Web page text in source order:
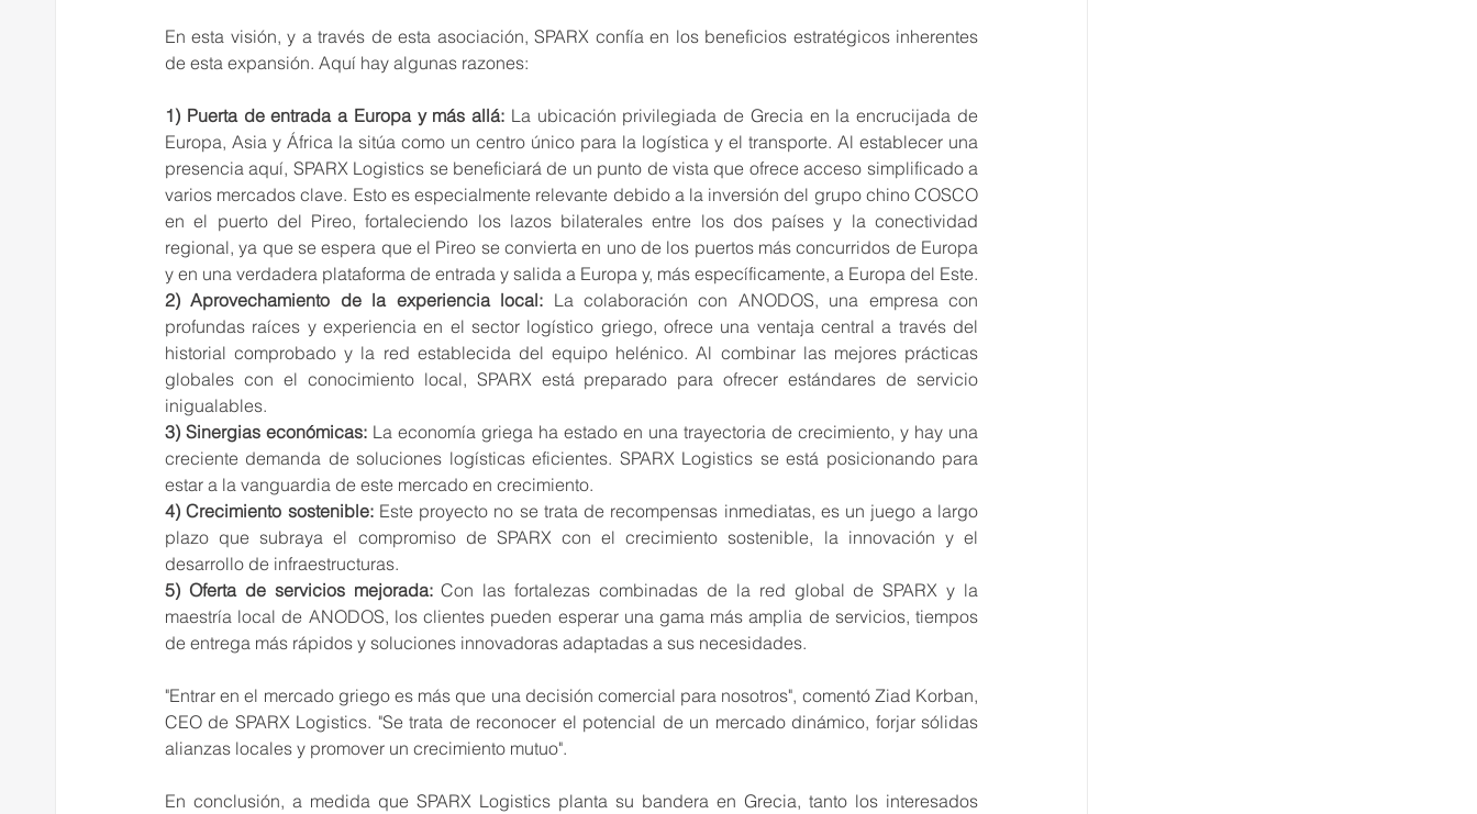
En esta visión, y a través de esta asociación, SPARX confía en los beneficios estratégicos inherentes
de esta expansión. Aquí hay algunas razones:
1) Puerta de entrada a Europa y más allá: La ubicación privilegiada de Grecia en la encrucijada de
Europa, Asia y África la sitúa como un centro único para la logística y el transporte. Al establecer una
presencia aquí, SPARX Logistics se beneficiará de un punto de vista que ofrece acceso simplificado a
varios mercados clave. Esto es especialmente relevante debido a la inversión del grupo chino COSCO
en el puerto del Pireo, fortaleciendo los lazos bilaterales entre los dos países y la conectividad
regional, ya que se espera que el Pireo se convierta en uno de los puertos más concurridos de Europa
y en una verdadera plataforma de entrada y salida a Europa y, más específicamente, a Europa del Este.
2) Aprovechamiento de la experiencia local: La colaboración con ANODOS, una empresa con
profundas raíces y experiencia en el sector logístico griego, ofrece una ventaja central a través del
historial comprobado y la red establecida del equipo helénico. Al combinar las mejores prácticas
globales con el conocimiento local, SPARX está preparado para ofrecer estándares de servicio
inigualables.
3) Sinergias económicas: La economía griega ha estado en una trayectoria de crecimiento, y hay una
creciente demanda de soluciones logísticas eficientes. SPARX Logistics se está posicionando para
estar a la vanguardia de este mercado en crecimiento.
4) Crecimiento sostenible: Este proyecto no se trata de recompensas inmediatas, es un juego a largo
plazo que subraya el compromiso de SPARX con el crecimiento sostenible, la innovación y el
desarrollo de infraestructuras.
5) Oferta de servicios mejorada: Con las fortalezas combinadas de la red global de SPARX y la
maestría local de ANODOS, los clientes pueden esperar una gama más amplia de servicios, tiempos
de entrega más rápidos y soluciones innovadoras adaptadas a sus necesidades.
"Entrar en el mercado griego es más que una decisión comercial para nosotros", comentó Ziad Korban,
CEO de SPARX Logistics. "Se trata de reconocer el potencial de un mercado dinámico, forjar sólidas
alianzas locales y promover un crecimiento mutuo".
En conclusión, a medida que SPARX Logistics planta su bandera en Grecia, tanto los interesados